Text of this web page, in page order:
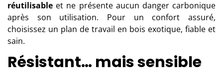
réutilisable et ne présente aucun danger carbonique
après son utilisation. Pour un confort assuré,
choisissez un plan de travail en bois exotique, fiable et
sain.
Résistant… mais sensible